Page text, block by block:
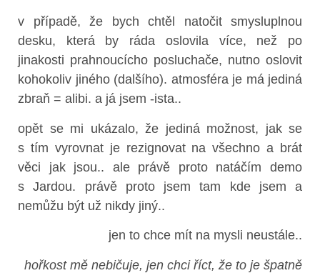
v případě, že bych chtěl natočit smysluplnou
desku, která by ráda oslovila více, než po
jinakosti prahnoucícho posluchače, nutno oslovit
kohokoliv jiného (dalšího). atmosféra je má jediná
zbraň = alibi. a já jsem -ista..
opět se mi ukázalo, že jediná možnost, jak se
s tím vyrovnat je rezignovat na všechno a brát
věci jak jsou.. ale právě proto natáčím demo
s Jardou. právě proto jsem tam kde jsem a
nemůžu být už nikdy jiný..
jen to chce mít na mysli neustále..
hořkost mě nebičuje, jen chci říct, že to je špatně